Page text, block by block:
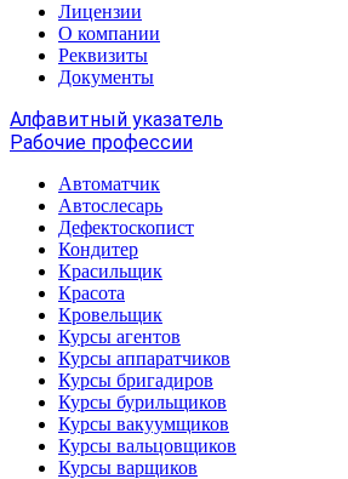
Лицензии
О компании
Реквизиты
Документы
Алфавитный указатель
Рабочие профессии
Автоматчик
Автослесарь
Дефектоскопист
Кондитер
Красильщик
Красота
Кровельщик
Курсы агентов
Курсы аппаратчиков
Курсы бригадиров
Курсы бурильщиков
Курсы вакуумщиков
Курсы вальцовщиков
Курсы варщиков